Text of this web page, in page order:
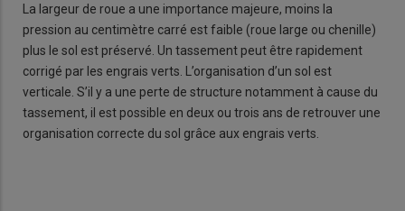
La largeur de roue a une importance majeure, moins la
pression au centimètre carré est faible (roue large ou chenille)
plus le sol est préservé. Un tassement peut être rapidement
corrigé par les engrais verts. L’organisation d’un sol est
verticale. S’il y a une perte de structure notamment à cause du
tassement, il est possible en deux ou trois ans de retrouver une
organisation correcte du sol grâce aux engrais verts.